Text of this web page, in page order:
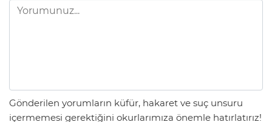
Gönderilen yorumların küfür, hakaret ve suç unsuru
içermemesi gerektiğini okurlarımıza önemle hatırlatırız!